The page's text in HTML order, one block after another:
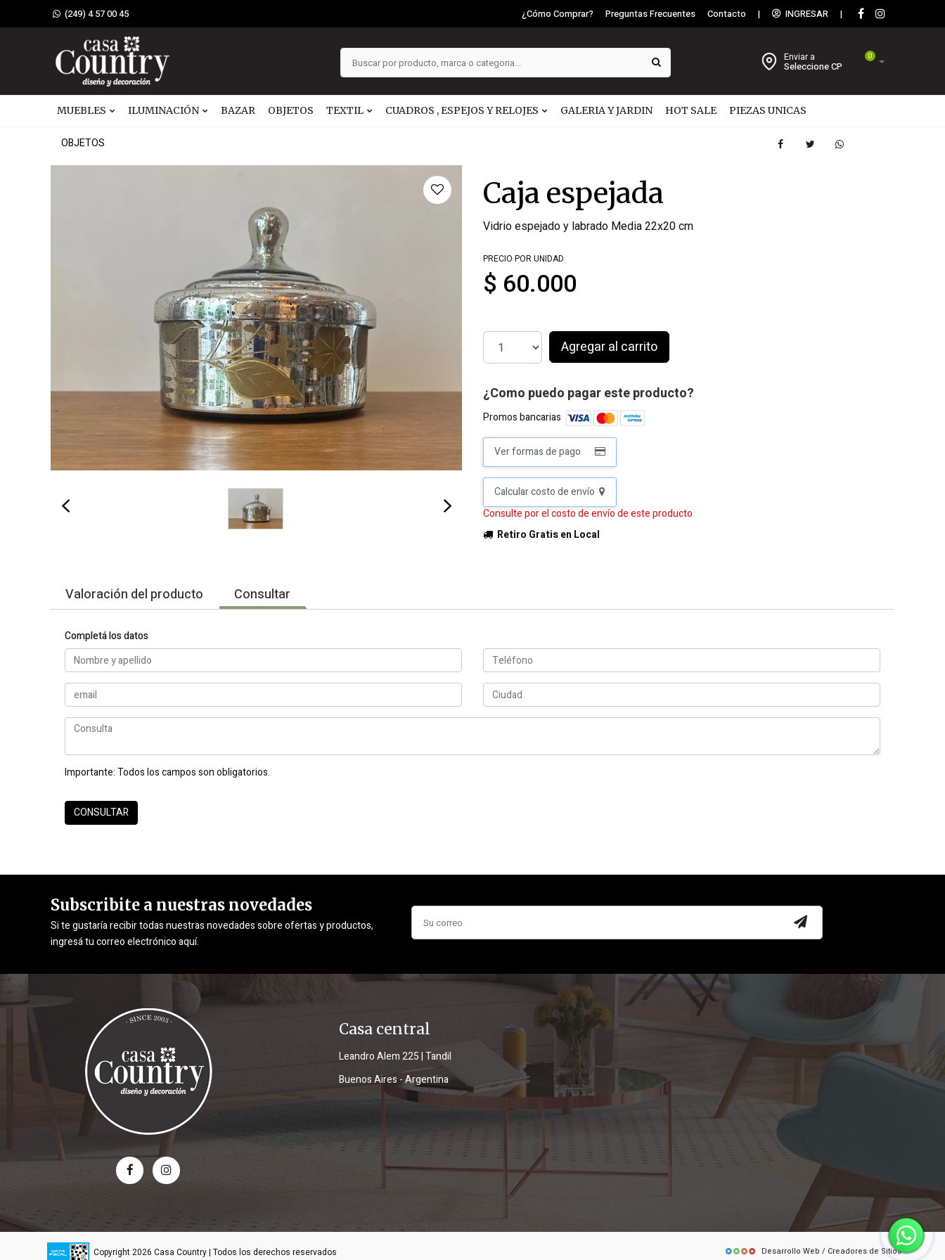
(249) 4 57 00 45 ¿Cómo Comprar? Preguntas Frecuentes Contacto | INGRESAR |
0
Enviar a
Seleccione CP
MUEBLES ILUMINACIÓN BAZAR OBJETOS TEXTIL CUADROS , ESPEJOS Y RELOJES GALERIA Y JARDIN HOT SALE PIEZAS UNICAS
OBJETOS
Caja espejada
Vidrio espejado y labrado Media 22x20 cm
PRECIO POR UNIDAD
$ 60.000
Agregar al carrito
¿Como puedo pagar este producto?
Promos bancarias
Ver formas de pago
Calcular costo de envío
Consulte por el costo de envío de este producto
Retiro Gratis en Local
Valoración del producto Consultar
Completá los datos
Importante:Todos los campos son obligatorios.
Subscribite a nuestras novedades
Si te gustaría recibir todas nuestras novedades sobre ofertas y productos,
ingresá tu correo electrónico aquí.
Casa central
Leandro Alem 225 | Tandil
Buenos Aires - Argentina
Copyright 2026 Casa Country | Todos los derechos reservados Desarrollo Web / Creadores de Sitios